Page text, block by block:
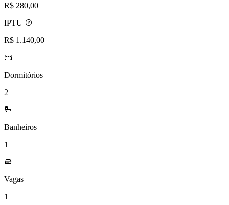
R$ 280,00
IPTU
R$ 1.140,00
Dormitórios
2
Banheiros
1
Vagas
1